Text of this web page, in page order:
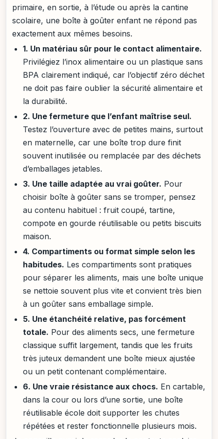
primaire, en sortie, à l’étude ou après la cantine
scolaire, une boîte à goûter enfant ne répond pas
exactement aux mêmes besoins.
1. Un matériau sûr pour le contact alimentaire.
Privilégiez l’inox alimentaire ou un plastique sans
BPA clairement indiqué, car l’objectif zéro déchet
ne doit pas faire oublier la sécurité alimentaire et
la durabilité.
2. Une fermeture que l’enfant maîtrise seul.
Testez l’ouverture avec de petites mains, surtout
en maternelle, car une boîte trop dure finit
souvent inutilisée ou remplacée par des déchets
d’emballages jetables.
3. Une taille adaptée au vrai goûter. Pour
choisir boîte à goûter sans se tromper, pensez
au contenu habituel : fruit coupé, tartine,
compote en gourde réutilisable ou petits biscuits
maison.
4. Compartiments ou format simple selon les
habitudes. Les compartiments sont pratiques
pour séparer les aliments, mais une boîte unique
se nettoie souvent plus vite et convient très bien
à un goûter sans emballage simple.
5. Une étanchéité relative, pas forcément
totale. Pour des aliments secs, une fermeture
classique suffit largement, tandis que les fruits
très juteux demandent une boîte mieux ajustée
ou un petit contenant complémentaire.
6. Une vraie résistance aux chocs. En cartable,
dans la cour ou lors d’une sortie, une boîte
réutilisable école doit supporter les chutes
répétées et rester fonctionnelle plusieurs mois.